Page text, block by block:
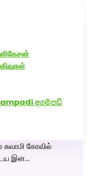
අගම්පඩි
கோவில்
இன…